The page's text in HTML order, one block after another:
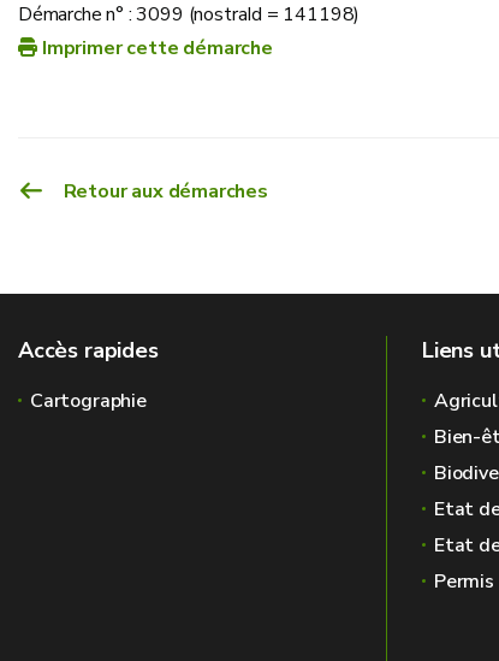
3. La SPGE procède
Démarche n° : 3099 (nostraId = 141198)
Imprimer cette démarche
Retour aux démarches
Accès rapides
Cartographie
Liens
Bien-
Etat
Etat